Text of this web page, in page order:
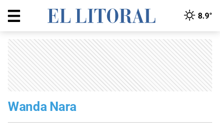
8.9°
Wanda Nara